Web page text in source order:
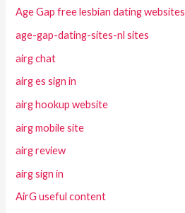
Age Gap free lesbian dating websites
age-gap-dating-sites-nl sites
airg chat
airg es sign in
airg hookup website
airg mobile site
airg review
airg sign in
AirG useful content